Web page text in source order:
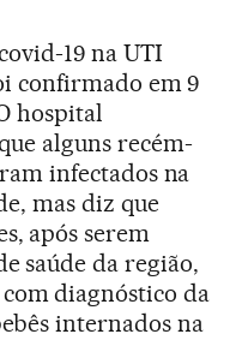
19 na UTI
confirmado em 9
hospital
alguns recém-
infectados na
mas diz que
após serem
saúde da região,
diagnóstico da
internados na